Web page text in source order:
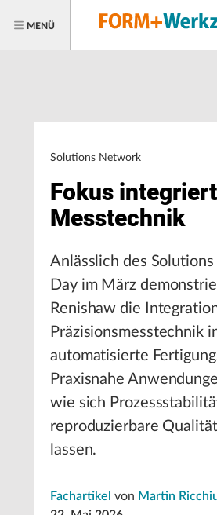
MENÜ
Solutions Network
Fokus
Messtechnik
Anlässlich des
Day im März
Renishaw die
Präzisionsmesstechnik
automatisierte
Praxisnahe
wie sich
reproduzierbare
lassen.
Fachartikel von Martin